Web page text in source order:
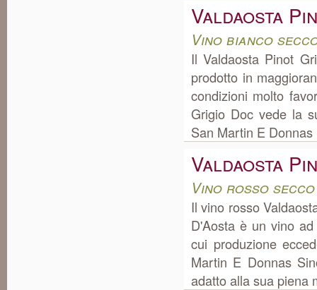
Valdaosta
Vino bianco
Il Valdaosta Pinot
prodotto in
condizioni molto
Grigio Doc vede la
San Martin E
Valdaosta
Vino rosso
Il vino rosso
D'Aosta è un vino
cui produzione
Martin E Donnas
adatto alla sua piena